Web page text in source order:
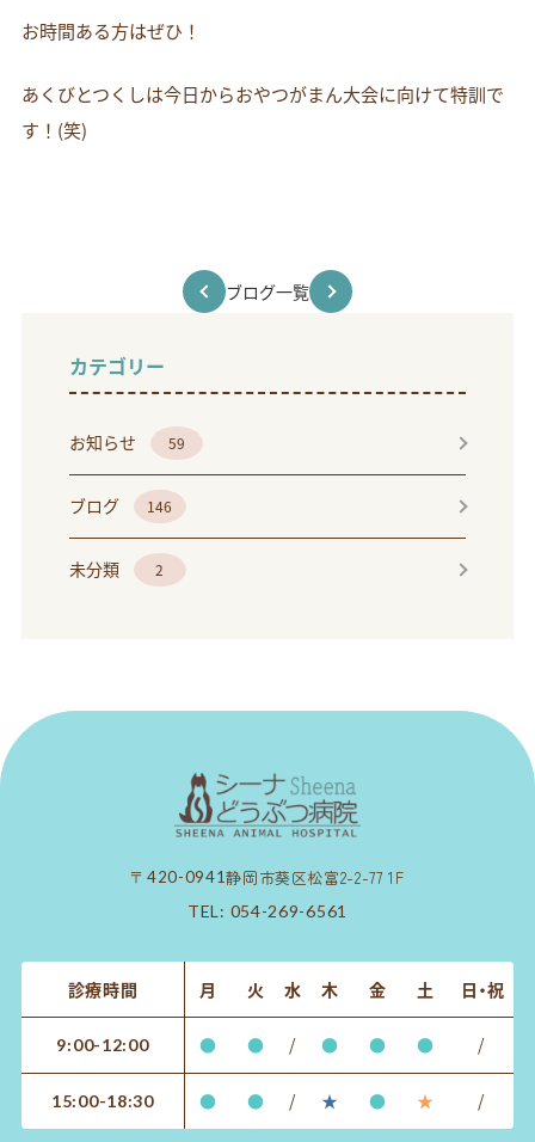
お時間ある方はぜひ！
あくびとつくしは今日からおやつがまん大会に向けて特訓で
す！(笑)
ブログ一覧
カテゴリー
お知らせ 59
ブログ 146
未分類 2
〒420-0941静岡市葵区松富2-2-77 1F
TEL: 054-269-6561
診療時間 月 火 水 木 金 土 日・祝
9:00-12:00 ● ● / ● ● ● /
15:00-18:30 ● ● / ★ ● ★ /